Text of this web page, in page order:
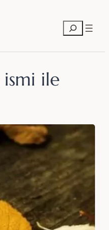
Ara
ismi ile